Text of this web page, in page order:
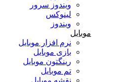
ویندوز سرور
لینوکس
ویندوز
موبایل
نرم افزار موبایل
بازی موبایل
رینگتون موبایل
تم موبایل
نقشه موبایل